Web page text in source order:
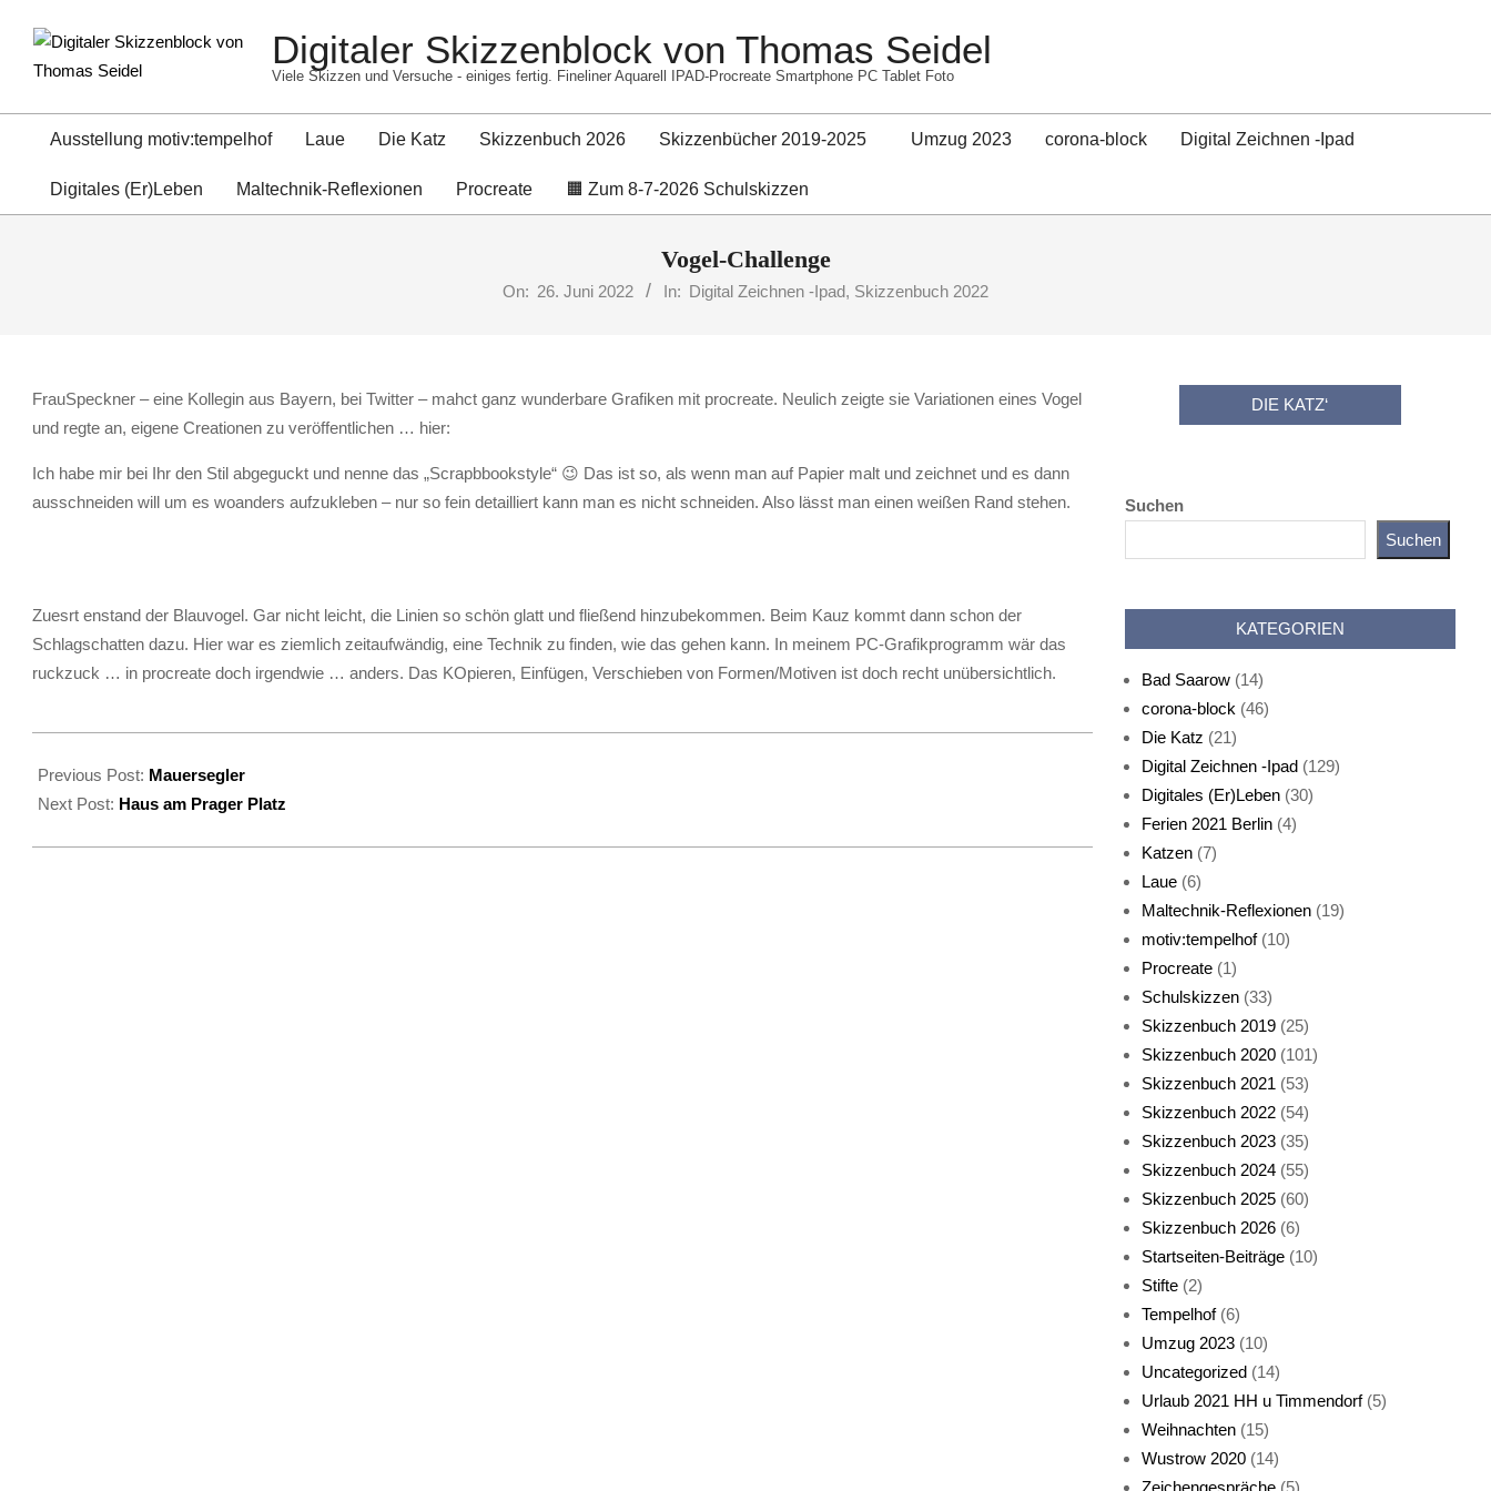
content
Digitaler Skizzenblock von Thomas Seidel
Viele Skizzen und Versuche - einiges fertig. Fineliner Aquarell IPAD-Procreate Smartphone PC Tablet Foto
Ausstellung motiv:tempelhof Laue Die Katz Skizzenbuch 2026 Skizzenbücher 2019-2025 Umzug 2023 corona-block Digital Zeichnen -Ipad
Digitales (Er)Leben Maltechnik-Reflexionen Procreate 🟧 Zum 8-7-2026 Schulskizzen
Vogel-Challenge
On: 26. Juni 2022 In: Digital Zeichnen -Ipad, Skizzenbuch 2022
FrauSpeckner – eine Kollegin aus Bayern, bei Twitter – mahct ganz wunderbare Grafiken mit procreate. Neulich zeigte sie Variationen eines Vogel
und regte an, eigene Creationen zu veröffentlichen … hier:
Ich habe mir bei Ihr den Stil abgeguckt und nenne das „Scrapbbookstyle“ 😉 Das ist so, als wenn man auf Papier malt und zeichnet und es dann
ausschneiden will um es woanders aufzukleben – nur so fein detailliert kann man es nicht schneiden. Also lässt man einen weißen Rand stehen.
Zuesrt enstand der Blauvogel. Gar nicht leicht, die Linien so schön glatt und fließend hinzubekommen. Beim Kauz kommt dann schon der
Schlagschatten dazu. Hier war es ziemlich zeitaufwändig, eine Technik zu finden, wie das gehen kann. In meinem PC-Grafikprogramm wär das
ruckzuck … in procreate doch irgendwie … anders. Das KOpieren, Einfügen, Verschieben von Formen/Motiven ist doch recht unübersichtlich.
06-
26
Previous Post: Mauersegler
Next Post: Haus am Prager Platz
DIE KATZ‘
Live-Cat
Katze sturmerprobt
KatzenFenster
Suchen
Suchen
KATEGORIEN
Bad Saarow(14)
corona-block (46)
Die Katz (21)
Digital Zeichnen -Ipad(129)
Digitales (Er)Leben(30)
Ferien 2021 Berlin(4)
Katzen(7)
Laue(6)
Maltechnik-Reflexionen(19)
motiv:tempelhof(10)
Procreate(1)
Schulskizzen(33)
Skizzenbuch 2019(25)
Skizzenbuch 2020(101)
Skizzenbuch 2021 (53)
Skizzenbuch 2022(54)
Skizzenbuch 2023(35)
Skizzenbuch 2024(55)
Skizzenbuch 2025(60)
Skizzenbuch 2026(6)
Startseiten-Beiträge(10)
Stifte(2)
Tempelhof(6)
Umzug 2023(10)
Uncategorized(14)
Urlaub 2021 HH u Timmendorf(5)
Weihnachten(15)
Wustrow 2020(14)
Zeichengespräche(5)